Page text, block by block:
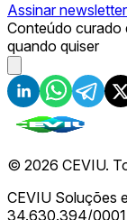
Assinar newsletter
Conteúdo curado
quando quiser
© 2026 CEVIU.
CEVIU Soluções
34.630.394/